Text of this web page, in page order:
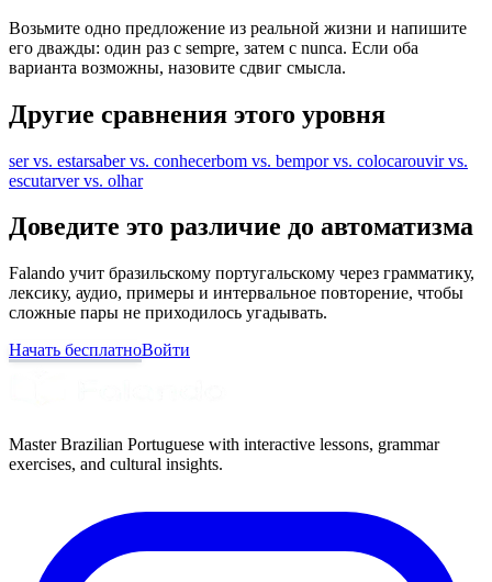
Возьмите одно предложение из реальной жизни и напишите
его дважды: один раз с sempre, затем с nunca. Если оба
варианта возможны, назовите сдвиг смысла.
Другие сравнения этого уровня
ser vs. estarsaber vs. conhecerbom vs. bempor vs. colocarouvir vs.
escutarver vs. olhar
Доведите это различие до автоматизма
Falando учит бразильскому португальскому через грамматику,
лексику, аудио, примеры и интервальное повторение, чтобы
сложные пары не приходилось угадывать.
Начать бесплатноВойти
Master Brazilian Portuguese with interactive lessons, grammar
exercises, and cultural insights.